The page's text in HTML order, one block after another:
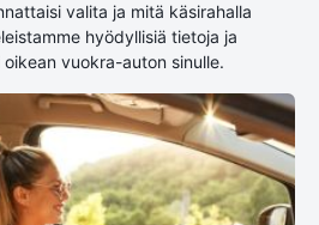
valita ja mitä käsirahalla
hyödyllisiä tietoja ja
vuokra-auton sinulle.